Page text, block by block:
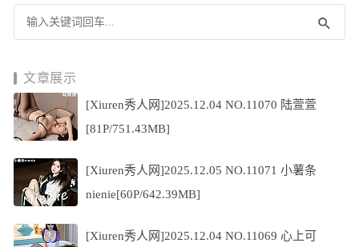
文章展示
[Xiuren秀人网]2025.12.04 NO.11070 陆萱萱
[81P/751.43MB]
[Xiuren秀人网]2025.12.05 NO.11071 小薯条
nienie[60P/642.39MB]
[Xiuren秀人网]2025.12.04 NO.11069 心上可